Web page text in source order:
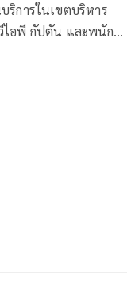
ริการในเขตบริหาร
ไอพี กัปตัน และพนัก